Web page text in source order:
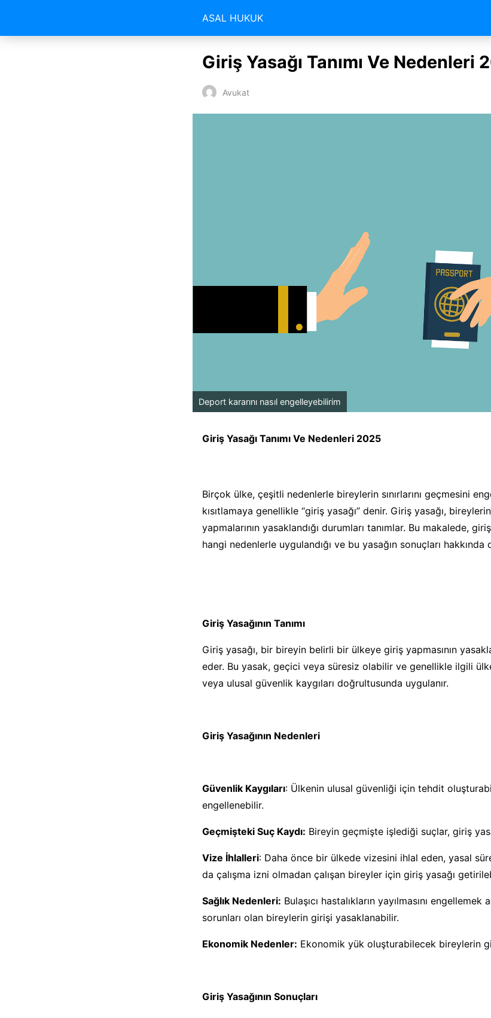
ASAL HUKUK
Giriş Yasağı Tanımı Ve Nedenleri
Avukat
Deport kararını nasıl engelleyebilirim
Giriş Yasağı Tanımı Ve Nedenleri 2025
Birçok ülke, çeşitli nedenlerle bireylerin sınırlarını geçmesini
kısıtlamaya genellikle “giriş yasağı” denir. Giriş yasağı,
yapmalarının yasaklandığı durumları tanımlar. Bu makalede,
hangi nedenlerle uygulandığı ve bu yasağın sonuçları hakkında
Giriş Yasağının Tanımı
Giriş yasağı, bir bireyin belirli bir ülkeye giriş yapmasının
eder. Bu yasak, geçici veya süresiz olabilir ve genellikle ilgili
veya ulusal güvenlik kaygıları doğrultusunda uygulanır.
Giriş Yasağının Nedenleri
Güvenlik Kaygıları: Ülkenin ulusal güvenliği için tehdit
engellenebilir.
Geçmişteki Suç Kaydı: Bireyin geçmişte işlediği suçlar, giriş
Vize İhlalleri: Daha önce bir ülkede vizesini ihlal eden, yasal
da çalışma izni olmadan çalışan bireyler için giriş yasağı
Sağlık Nedenleri: Bulaşıcı hastalıkların yayılmasını engellemek
sorunları olan bireylerin girişi yasaklanabilir.
Ekonomik Nedenler: Ekonomik yük oluşturabilecek bireylerin
Giriş Yasağının Sonuçları